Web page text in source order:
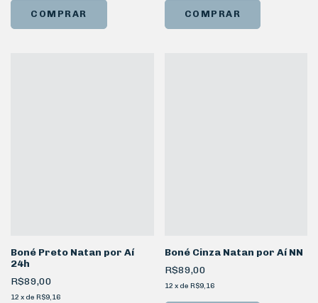
Boné Preto Natan por Aí
24h
R$89,00
12 x de R$9,16
Boné Cinza Natan por Aí NN
R$89,00
12 x de R$9,16